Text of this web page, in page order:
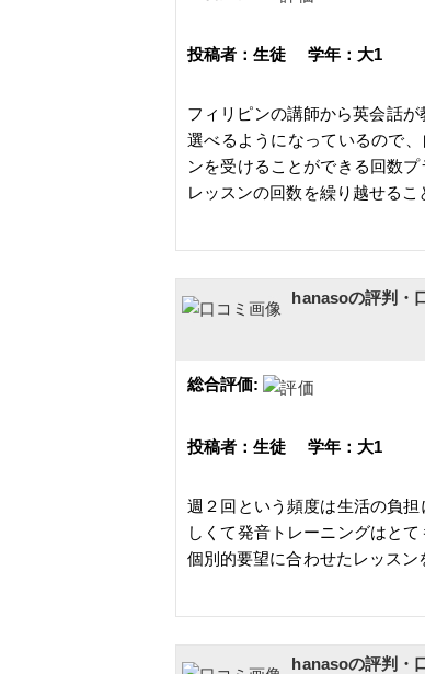
投稿者：生徒 学年：大1
フィリピンの講師から英会話
選べるようになっているので
ンを受けることができる回数
レッスンの回数を繰り越せるこ
hanasoの評判・
総合評価:
投稿者：生徒 学年：大1
週２回という頻度は生活の負
しくて発音トレーニングはと
個別的要望に合わせたレッスン
hanasoの評判・